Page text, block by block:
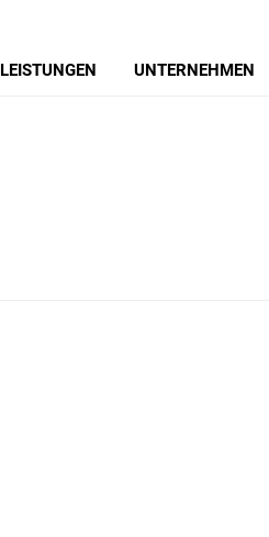
LEISTUNGEN UNTERNEHMEN